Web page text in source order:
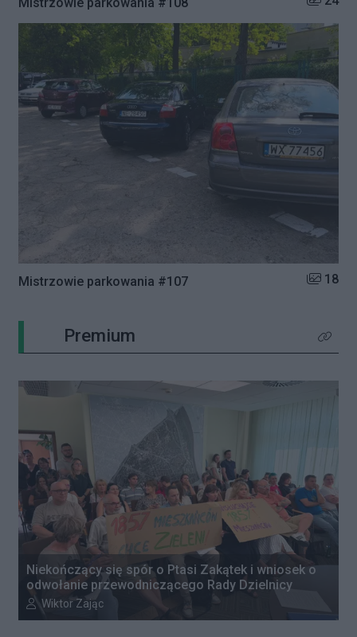
Mistrzowie parkowania #108
Mistrzowie parkowania #107 Liczba
18
Premium Kliknij
Niekończący się spór o Ptasi Zakątek i wniosek o
odwołanie przewodniczącego Rady Dzielnicy
Autor artykułu:
Wiktor Zając